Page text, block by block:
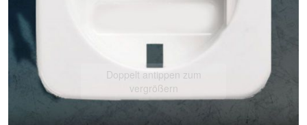
Doppelt antippen zum
vergrößern